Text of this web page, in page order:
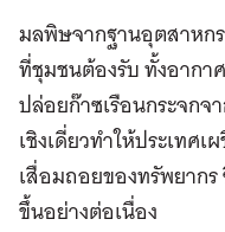
มลพิษจากฐานอุตสาหก
ที่ชุมชนต้องรับ ทั้งอากา
ปล่อยก๊าซเรือนกระจก
เชิงเดี่ยวทำให้ประเทศ
เสื่อมถอยของทรัพยากร
ขึ้นอย่างต่อเนื่อง